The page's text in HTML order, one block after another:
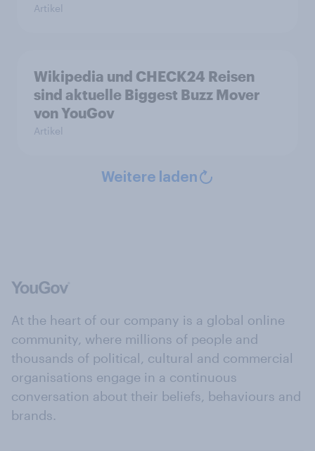
Artikel
Wikipedia und CHECK24 Reisen
sind aktuelle Biggest Buzz Mover
von YouGov
Artikel
Weitere laden
At the heart of our company is a global online
community, where millions of people and
thousands of political, cultural and commercial
organisations engage in a continuous
conversation about their beliefs, behaviours and
brands.